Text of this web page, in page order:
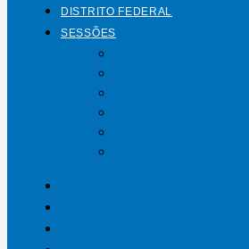
DISTRITO FEDERAL
SESSÕES